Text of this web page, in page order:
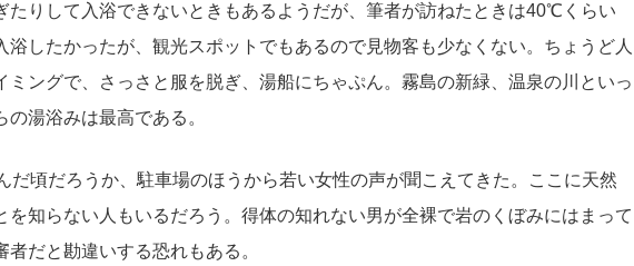
りして入浴できないときもあるようだが、筆者が訪ねたときは40℃くらい
浴したかったが、観光スポットでもあるので見物客も少なくない。ちょうど人
ミングで、さっさと服を脱ぎ、湯船にちゃぷん。霧島の新緑、温泉の川といっ
湯浴みは最高である。
頃だろうか、駐車場のほうから若い女性の声が聞こえてきた。ここに天然
を知らない人もいるだろう。得体の知れない男が全裸で岩のくぼみにはまって
だと勘違いする恐れもある。